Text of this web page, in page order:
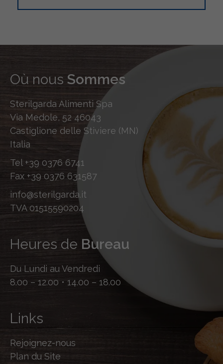
Où nous Sommes
Sterilgarda Alimenti Spa
Via Medole, 52 46043
Castiglione delle Stiviere (MN)
Italia
Tel +39 0376 6741
Fax +39 0376 631587
info@sterilgarda.it
TVA 01515590204
Heures de Bureau
Du Lundi au Vendredi
8.00 – 12.00 • 14.00 – 18.00
Links
Rejoignez-nous
Plan du Site